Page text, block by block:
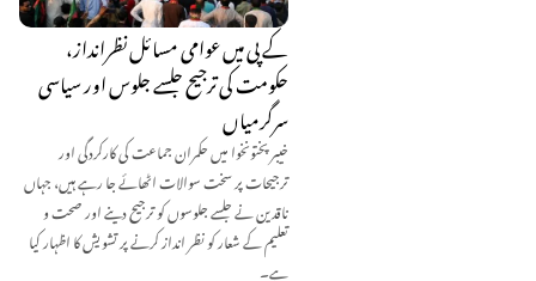
کے پی میں عوامی مسائل نظرانداز،
حکومت کی ترجیح جلسے جلوس اور سیاسی
سرگرمیاں
خیبر پختونخوا میں حکمران جماعت کی کارکردگی اور
ترجیحات پر سخت سوالات اٹھائے جا رہے ہیں، جہاں
ناقدین نے جلسے جلوسوں کو ترجیح دینے اور صحت و
تعلیم کے شعار کو نظر انداز کرنے پر تشویش کا اظہار کیا
ہے۔